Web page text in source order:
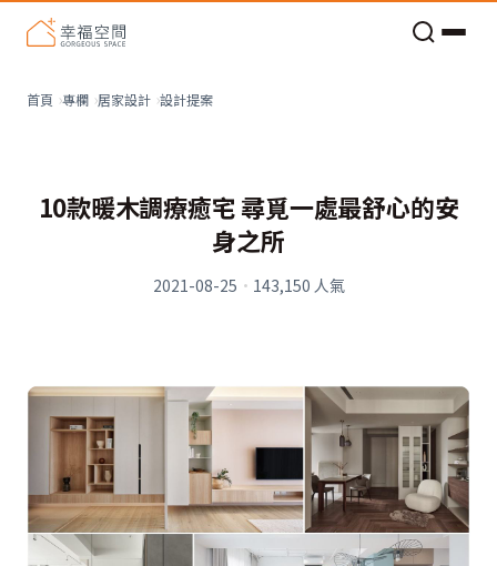
老屋預算分配與高 CP 值煥新術
首頁 專欄 居家設計 設計提案
10款暖木調療癒宅 尋覓一處最舒心的安
身之所
2021-08-25 · 143,150 人氣